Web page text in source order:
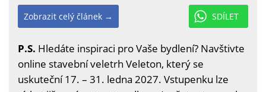
SDÍLET
Zobrazit celý článek →
P.S. Hledáte inspiraci pro Vaše bydlení? Navštivte
online stavební veletrh Veleton, který se
uskuteční 17. – 31. ledna 2027. Vstupenku lze